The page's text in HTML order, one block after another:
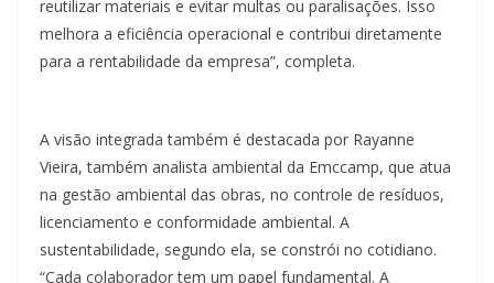
reutilizar materiais e evitar multas ou paralisações. Isso
melhora a eficiência operacional e contribui diretamente
para a rentabilidade da empresa”, completa.
A visão integrada também é destacada por Rayanne
Vieira, também analista ambiental da Emccamp, que atua
na gestão ambiental das obras, no controle de resíduos,
licenciamento e conformidade ambiental. A
sustentabilidade, segundo ela, se constrói no cotidiano.
“Cada colaborador tem um papel fundamental. A